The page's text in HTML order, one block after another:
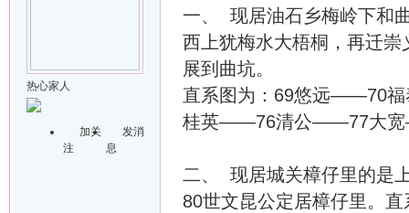
热心家人
加关
注
发消
息
一、 现居油石乡梅岭下和
西上犹梅水大梧桐，再迁
展到曲坑。
直系图为：69悠远
桂英——76清公——77大
二、 现居城关樟仔里的是
80世文昆公定居樟仔里